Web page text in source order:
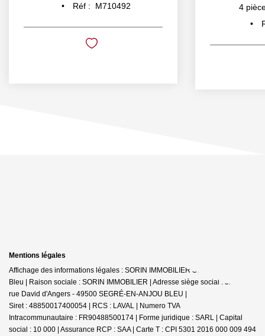
Réf :
M710492 4
Mentions légales
Affichage des informations légales : SORIN IMMOBILIER Segré-en-Anjou
Bleu | Raison sociale : SORIN IMMOBILIER | Adresse siège social : 52 bis
rue David d'Angers - 49500 SEGRÉ-EN-ANJOU BLEU |
Siret : 48850017400054 | RCS : LAVAL | Numero TVA
Intracommunautaire : FR90488500174 | Forme juridique : SARL | Capital
social : 10 000 | Assurance RCP : SAA | Carte T : CPI 5301 2016 000 009 494